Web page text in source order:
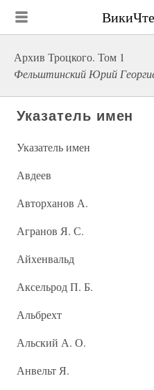
Архив Троцкого. Том 1
Фельштинский Юрий
Указатель имен
Указатель имен
Авдеев
Авторханов А.
Агранов Я. С.
Айхенвальд
Аксельрод П. Б.
Альбрехт
Альский А. О.
Анвельт Я.